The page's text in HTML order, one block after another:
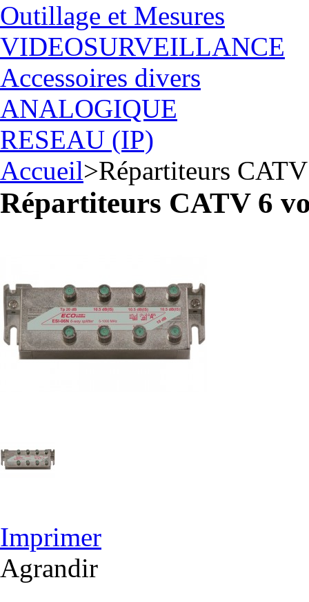
Outillage et Mesures
VIDEOSURVEILLANCE
Accessoires divers
ANALOGIQUE
RESEAU (IP)
Accueil>Répartiteurs
Répartiteurs CATV 6
Imprimer
Agrandir